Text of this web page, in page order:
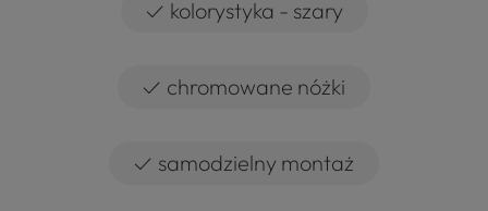
✓ kolorystyka - szary
✓ chromowane nóżki
✓ samodzielny montaż